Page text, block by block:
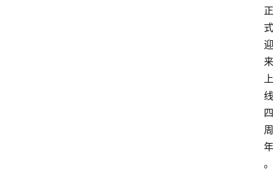
正
式
迎
来
上
线
四
周
年
。